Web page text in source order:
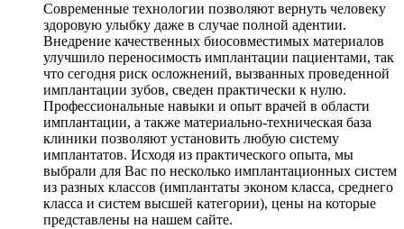
Современные технологии позволяют вернуть человеку
здоровую улыбку даже в случае полной адентии.
Внедрение качественных биосовместимых материалов
улучшило переносимость имплантации пациентами, так
что сегодня риск осложнений, вызванных проведенной
имплантации зубов, сведен практически к нулю.
Профессиональные навыки и опыт врачей в области
имплантации, а также материально-техническая база
клиники позволяют установить любую систему
имплантатов. Исходя из практического опыта, мы
выбрали для Вас по несколько имплантационных систем
из разных классов (имплантаты эконом класса, среднего
класса и систем высшей категории), цены на которые
представлены на нашем сайте.